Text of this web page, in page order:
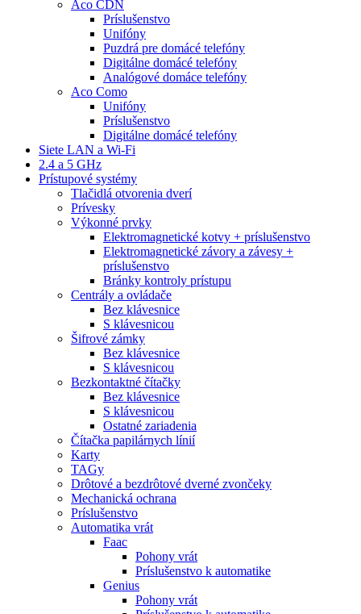
Aco CDN
Príslušenstvo
Unifóny
Puzdrá pre domácé telefóny
Digitálne domácé telefóny
Analógové domáce telefóny
Aco Como
Unifóny
Príslušenstvo
Digitálne domácé telefóny
Siete LAN a Wi-Fi
2.4 a 5 GHz
Prístupové systémy
Tlačidlá otvorenia dverí
Prívesky
Výkonné prvky
Elektromagnetické kotvy + príslušenstvo
Elektromagnetické závory a závesy +
príslušenstvo
Bránky kontroly prístupu
Centrály a ovládače
Bez klávesnice
S klávesnicou
Šifrové zámky
Bez klávesnice
S klávesnicou
Bezkontaktné čítačky
Bez klávesnice
S klávesnicou
Ostatné zariadenia
Čítačka papilárnych línií
Karty
TAGy
Drôtové a bezdrôtové dverné zvončeky
Mechanická ochrana
Príslušenstvo
Automatika vrát
Faac
Pohony vrát
Príslušenstvo k automatike
Genius
Pohony vrát